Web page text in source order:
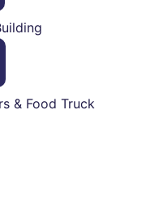
& Food Truck